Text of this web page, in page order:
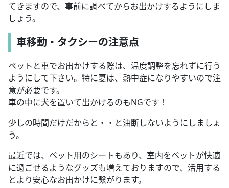
てきますので、事前に調べてからお出かけするようにしま
しょう。
車移動・タクシーの注意点
ペットと車でお出かけする際は、温度調整を忘れずに行う
ようにして下さい。特に夏は、熱中症になりやすいので注
意が必要です。
車の中に犬を置いて出かけるのもNGです！
少しの時間だけだからと・・と油断しないようにしましょ
う。
最近では、ペット用のシートもあり、室内をペットが快適
に過ごせるようなグッズも増えておりますので、活用する
とより安心なお出かけに繋がります。